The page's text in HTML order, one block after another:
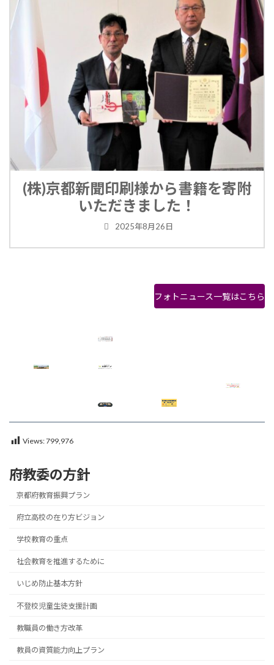
(株)京都新聞印刷様から書籍を寄附
いただきました！
2025年8月26日
フォトニュース一覧はこちら
Views:799,976
府教委の方針
京都府教育振興プラン
府立高校の在り方ビジョン
学校教育の重点
社会教育を推進するために
いじめ防止基本方針
不登校児童生徒支援計画
教職員の働き方改革
教員の資質能力向上プラン